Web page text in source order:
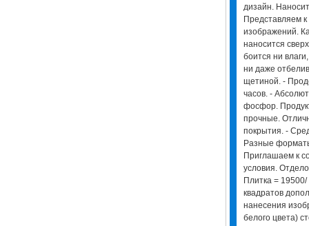
дизайн.
Представляем
изображений.
наносится
боится ни
ни даже
щетиной. -
часов. -
фосфор.
прочные.
покрытия. -
Разные
Приглашаем к
условия.
Плитка =
квадратов
нанесения
белого цвета)